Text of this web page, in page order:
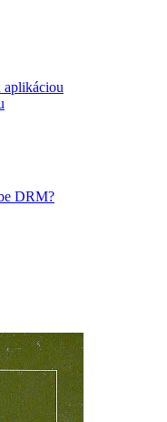
aplikáciou
DRM?